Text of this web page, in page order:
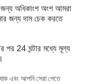
জন্য অধিকাংশ অংশ আমরা
জন্য দাম চেক করতে
পর 24 ঘন্টার মধ্যে মূল্য
এবং আপনি সেরা পেতে